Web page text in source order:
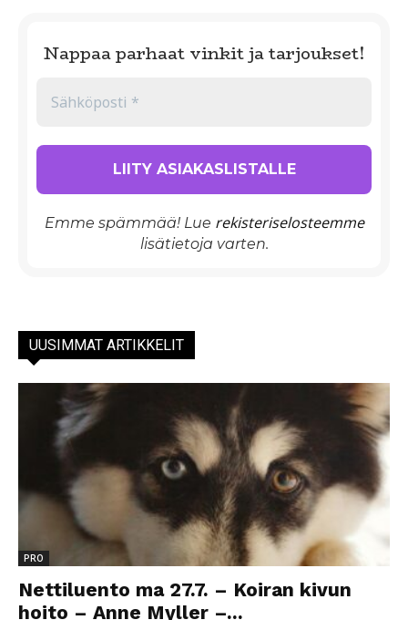
Nappaa parhaat vinkit ja tarjoukset!
Emme spämmää! Lue rekisteriselosteemme
lisätietoja varten.
UUSIMMAT ARTIKKELIT
PRO
Nettiluento ma 27.7. – Koiran kivun
hoito – Anne Myller –...